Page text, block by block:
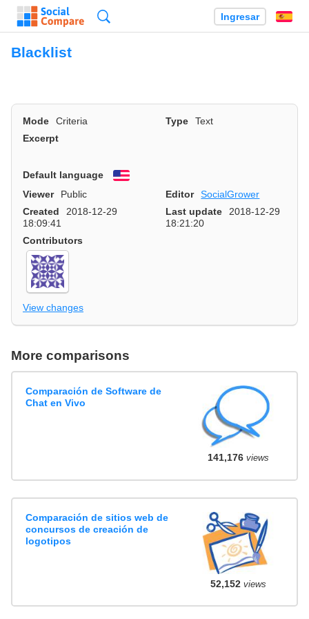
Ingresar
Blacklist
Mode Criteria Type
Text
Excerpt
Default language
English
Viewer
Public Editor
SocialGrower
Created
2018-12-29
18:09:41
Last update
2018-12-29
18:21:20
Contributors
View changes
More comparisons
Comparación de Software de
Chat en Vivo
141,176views
Comparación de sitios web de
concursos de creación de
logotipos
52,152views